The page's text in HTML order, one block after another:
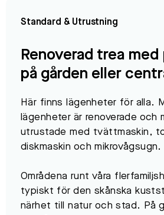
Standard & Utrustning
Renoverad trea med
på gården eller
Här finns lägenheter för alla.
lägenheter är renoverade och
utrustade med tvättmaskin,
diskmaskin och mikrovågsugn.
Områdena runt våra
typiskt för den skånska
närhet till natur och stad. På